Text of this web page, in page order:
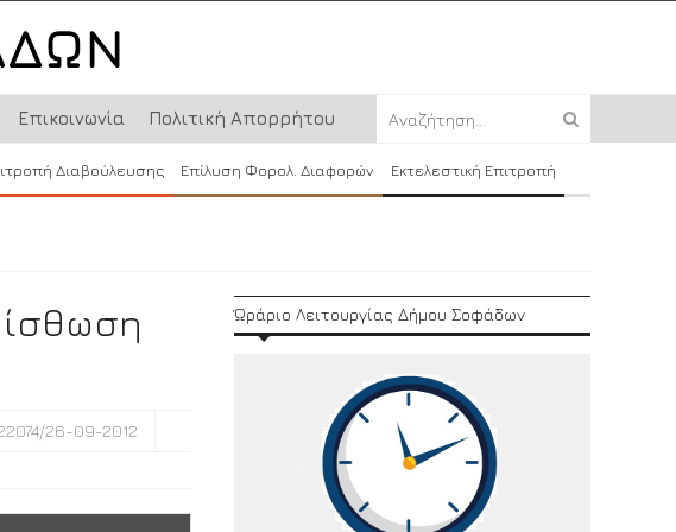
Επικοινωνία Πολιτική Απορρήτου
Διαβούλευσης Επίλυση Φορολ. Διαφορών Εκτελεστική Επιτροπή
26-09-2012
Ώράριο Λειτουργίας Δήμου Σοφάδων